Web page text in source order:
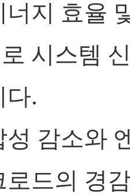
너지 효율
시스템
다.
감소와
로드의 경